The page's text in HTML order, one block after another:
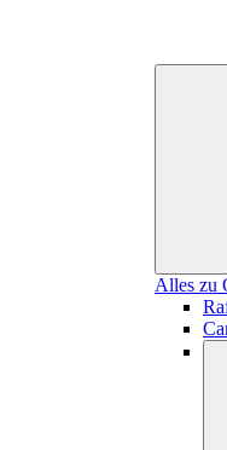
Alles zu